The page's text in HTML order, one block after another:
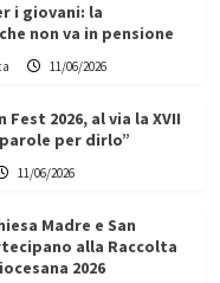
i giovani: la
non va in pensione
11/06/2026
2026, al via la XVII
per dirlo”
11/06/2026
Madre e San
alla Raccolta
2026